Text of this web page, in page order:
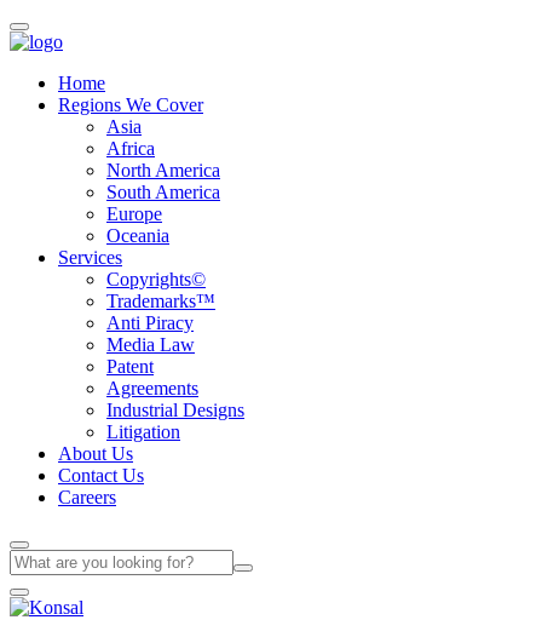
Home
Regions We Cover
Asia
Africa
North America
South America
Europe
Oceania
Services
Copyrights©
Trademarks™
Anti Piracy
Media Law
Patent
Agreements
Industrial Designs
Litigation
About Us
Contact Us
Careers